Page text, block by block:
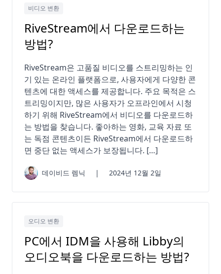
비디오 변환
RiveStream에서 다운로드하는
방법?
RiveStream은 고품질 비디오를 스트리밍하는 인
기 있는 온라인 플랫폼으로, 사용자에게 다양한 콘
텐츠에 대한 액세스를 제공합니다. 주요 목적은 스
트리밍이지만, 많은 사용자가 오프라인에서 시청
하기 위해 RiveStream에서 비디오를 다운로드하
는 방법을 찾습니다. 좋아하는 영화, 교육 자료 또
는 독점 콘텐츠이든 RiveStream에서 다운로드하
면 중단 없는 액세스가 보장됩니다. […]
데이비드 렘닉 | 2024년 12월 2일
오디오 변환
PC에서 IDM을 사용해 Libby의
오디오북을 다운로드하는 방법?